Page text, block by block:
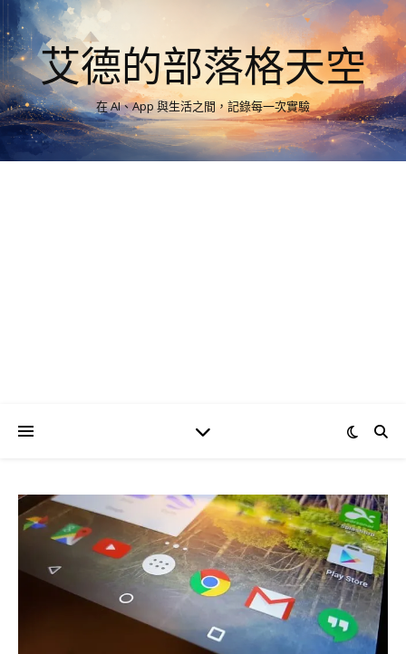
艾德的部落格天空
在 AI、App 與生活之間，記錄每一次實驗